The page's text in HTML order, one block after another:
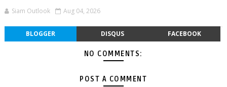
Siam Outlook Aug 04, 2026
BLOGGER DISQUS FACEBOOK
NO COMMENTS:
POST A COMMENT